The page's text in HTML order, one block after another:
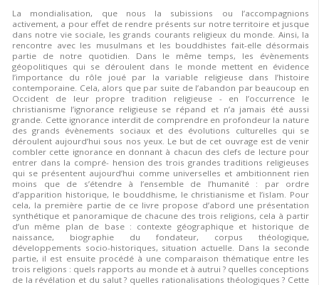
La mondialisation, que nous la subissions ou l’accompagnions
activement, a pour effet de rendre présents sur notre territoire et jusque
dans notre vie sociale, les grands courants religieux du monde. Ainsi, la
rencontre avec les musulmans et les bouddhistes fait-elle désormais
partie de notre quotidien. Dans le même temps, les évènements
géopolitiques qui se déroulent dans le monde mettent en évidence
l’importance du rôle joué par la variable religieuse dans l’histoire
contemporaine. Cela, alors que par suite de l’abandon par beaucoup en
Occident de leur propre tradition religieuse - en l’occurrence le
christianisme l’ignorance religieuse se répand et n’a jamais été aussi
grande. Cette ignorance interdit de comprendre en profondeur la nature
des grands évènements sociaux et des évolutions culturelles qui se
déroulent aujourd’hui sous nos yeux. Le but de cet ouvrage est de venir
combler cette ignorance en donnant à chacun des clefs de lecture pour
entrer dans la compré- hension des trois grandes traditions religieuses
qui se présentent aujourd’hui comme universelles et ambitionnent rien
moins que de s’étendre à l’ensemble de l’humanité : par ordre
d’apparition historique, le bouddhisme, le christianisme et l’islam. Pour
cela, la première partie de ce livre propose d’abord une présentation
synthétique et panoramique de chacune des trois religions, cela à partir
d’un même plan de base : contexte géographique et historique de
naissance, biographie du fondateur, corpus théologique,
développements socio-historiques, situation actuelle. Dans la seconde
partie, il est ensuite procédé à une comparaison thématique entre les
trois religions : quels rapports au monde et à autrui ? quelles conceptions
de la révélation et du salut ? quelles rationalisations théologiques ? Cette